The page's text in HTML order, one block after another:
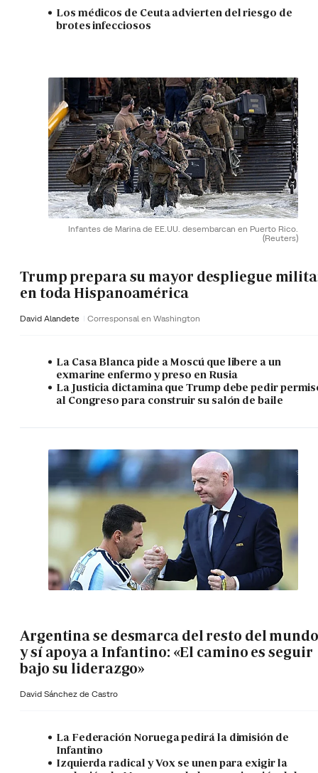
Los médicos de Ceuta advierten del riesgo de
brotes infecciosos
Infantes de Marina de EE.UU. desembarcan en Puerto Rico.
(Reuters)
Trump prepara su mayor despliegue
en toda Hispanoamérica
David Alandete Corresponsal en Washington
La Casa Blanca pide a Moscú que libere a un
exmarine enfermo y preso en Rusia
La Justicia dictamina que Trump debe pedir
al Congreso para construir su salón de baile
Argentina se desmarca del resto del mundo
y sí apoya a Infantino: «El camino es seguir
bajo su liderazgo»
David Sánchez de Castro
La Federación Noruega pedirá la dimisión de
Infantino
Izquierda radical y Vox se unen para exigir la